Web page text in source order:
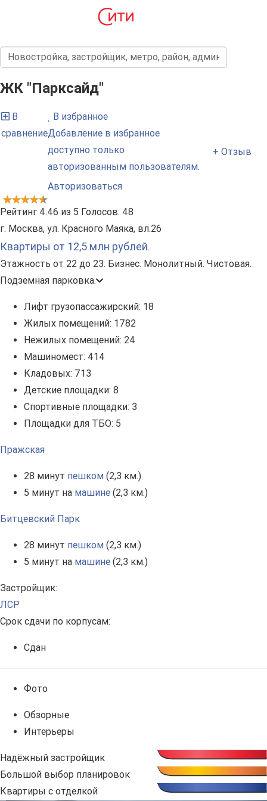
ЖК "Парксайд"
В
сравнение
В избранное
Добавление в избранное
доступно только
авторизованным пользователям.
Авторизоваться
+ Отзыв
Рейтинг 4.46 из 5 Голосов: 48
г. Москва, ул. Красного Маяка, вл.26
Квартиры от 12,5 млн рублей.
Этажность от 22 до 23. Бизнес. Монолитный. Чистовая.
Подземная парковка.
Лифт грузопассажирский: 18
Жилых помещений: 1782
Нежилых помещений: 24
Машиномест: 414
Кладовых: 713
Детские площадки: 8
Спортивные площадки: 3
Площадки для ТБО: 5
Пражская
28 минут пешком (2,3 км.)
5 минут на машине (2,3 км.)
Битцевский Парк
28 минут пешком (2,3 км.)
5 минут на машине (2,3 км.)
Застройщик:
ЛСР
Срок сдачи по корпусам:
Сдан
Фото
Обзорные
Интерьеры
Надёжный застройщик
Большой выбор планировок
Квартиры с отделкой